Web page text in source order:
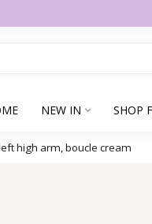
NEW IN SHOP
high arm, boucle cream